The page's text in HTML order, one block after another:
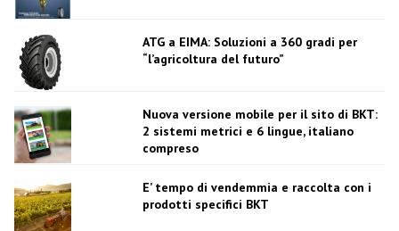
ATG a EIMA: Soluzioni a 360 gradi per
“l’agricoltura del futuro”
Nuova versione mobile per il sito di BKT:
2 sistemi metrici e 6 lingue, italiano
compreso
E’ tempo di vendemmia e raccolta con i
prodotti specifici BKT